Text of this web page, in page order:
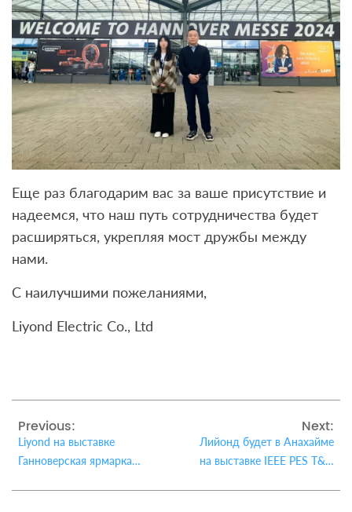
Еще раз благодарим вас за ваше присутствие и
надеемся, что наш путь сотрудничества будет
расширяться, укрепляя мост дружбы между
нами.
С наилучшими пожеланиями,
Liyond Electric Co., Ltd
Previous:
Liyond на выставке
Ганноверская ярмарка
Next:
Лийонд будет в Анахайме
на выставке IEEE PES T&D